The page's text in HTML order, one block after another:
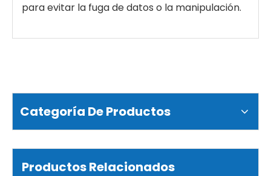
para evitar la fuga de datos o la manipulación.
Categoría De Productos
Productos Relacionados
Sensor de oxígeno disuelto (S12-A)